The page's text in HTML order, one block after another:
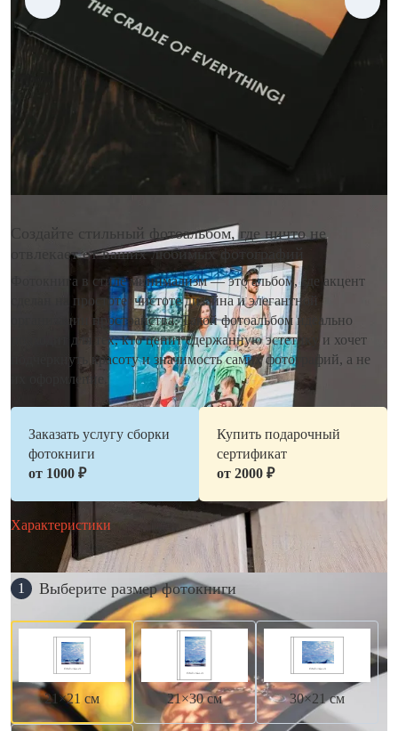
Создайте стильный фотоальбом, где ничто не
отвлекает от ваших любимых фотографий
Фотокнига в стиле минимализм — это альбом, где акцент
сделан на простоте, чистоте дизайна и элегантной
организации пространства. Такой фотоальбом идеально
подходит для тех, кто ценит сдержанную эстетику и хочет
подчеркнуть красоту и значимость самих фотографий, а не
их оформление.
Заказать услугу сборки
фотокниги
от 1000 ₽
Купить подарочный
сертификат
от 2000 ₽
Характеристики
1 Выберите размер фотокниги
21×21 см 21×30 см 30×21 см